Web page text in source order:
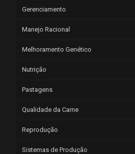
Gerenciamento
Manejo Racional
Melhoramento Genético
Nutrição
Pastagens
Qualidade da Carne
Reprodução
Sistemas de Produção